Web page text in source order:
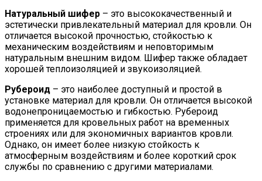
Натуральный шифер – это высококачественный и
эстетически привлекательный материал для кровли. Он
отличается высокой прочностью, стойкостью к
механическим воздействиям и неповторимым
натуральным внешним видом. Шифер также обладает
хорошей теплоизоляцией и звукоизоляцией.
Рубероид – это наиболее доступный и простой в
установке материал для кровли. Он отличается высокой
водонепроницаемостью и гибкостью. Рубероид
применяется для кровельных работ на временных
строениях или для экономичных вариантов кровли.
Однако, он имеет более низкую стойкость к
атмосферным воздействиям и более короткий срок
службы по сравнению с другими материалами.